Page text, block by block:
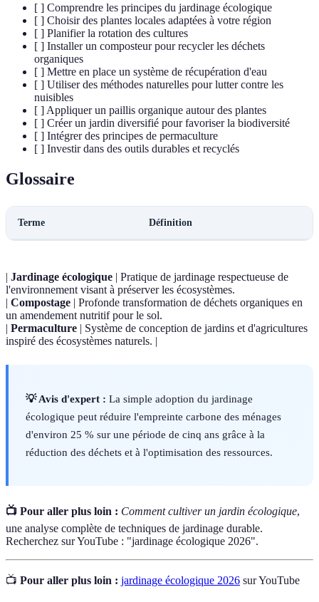
[ ] Comprendre les principes du jardinage écologique
[ ] Choisir des plantes locales adaptées à votre région
[ ] Planifier la rotation des cultures
[ ] Installer un composteur pour recycler les déchets
organiques
[ ] Mettre en place un système de récupération d'eau
[ ] Utiliser des méthodes naturelles pour lutter contre les
nuisibles
[ ] Appliquer un paillis organique autour des plantes
[ ] Créer un jardin diversifié pour favoriser la biodiversité
[ ] Intégrer des principes de permaculture
[ ] Investir dans des outils durables et recyclés
Glossaire
Terme Définition
| Jardinage écologique | Pratique de jardinage respectueuse de
l'environnement visant à préserver les écosystèmes.
| Compostage | Profonde transformation de déchets organiques en
un amendement nutritif pour le sol.
| Permaculture | Système de conception de jardins et d'agricultures
inspiré des écosystèmes naturels. |
💡 Avis d'expert : La simple adoption du jardinage
écologique peut réduire l'empreinte carbone des ménages
d'environ 25 % sur une période de cinq ans grâce à la
réduction des déchets et à l'optimisation des ressources.
📺 Pour aller plus loin : Comment cultiver un jardin écologique,
une analyse complète de techniques de jardinage durable.
Recherchez sur YouTube : "jardinage écologique 2026".
📺 Pour aller plus loin : jardinage écologique 2026 sur YouTube